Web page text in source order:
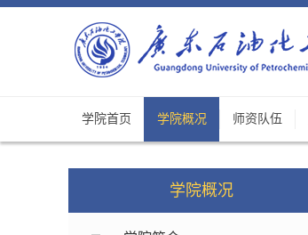
学院首页 学院概况 师资队伍
学院概况